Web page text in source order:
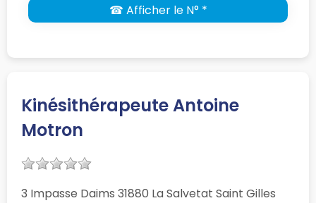
☎ Afficher le N° *
Kinésithérapeute Antoine
Motron
3 Impasse Daims 31880 La Salvetat Saint Gilles